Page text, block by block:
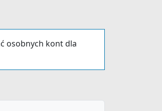
osobnych kont dla